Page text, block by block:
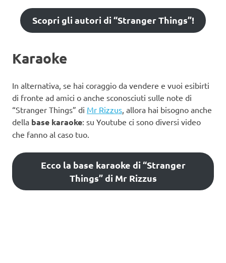
Scopri gli autori di “Stranger Things”!
Karaoke
In alternativa, se hai coraggio da vendere e vuoi esibirti
di fronte ad amici o anche sconosciuti sulle note di
“Stranger Things” di Mr Rizzus, allora hai bisogno anche
della base karaoke: su Youtube ci sono diversi video
che fanno al caso tuo.
Ecco la base karaoke di “Stranger
Things” di Mr Rizzus